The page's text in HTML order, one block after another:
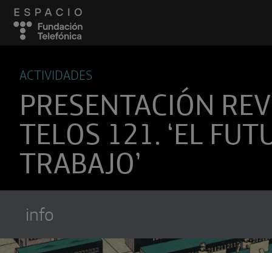
ACTIVIDADES
PRESENTACIÓN
TELOS 121. ‘EL
TRABAJO’
info